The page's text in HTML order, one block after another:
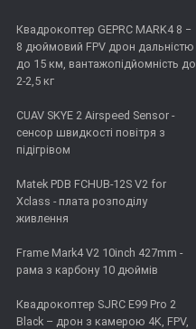
Квадрокоптер GEPRC MARK4 8 −
8 дюймовий FPV дрон дальністю
до 15 км, вантажопідйомність до
2-2,5 кг
CUAV SKYE 2 Airspeed Sensor -
сенсор швидкості повітря з
підігрівом
Matek PDB FCHUB-12S V2 for
Xclass - плата розподілу
живлення
Frame Mark4 V2 10inch 427mm -
рама з карбону 10 дюймів
Квадрокоптер SJRC E99 Pro 2
Black – дрон з камерою 4K, FPV,